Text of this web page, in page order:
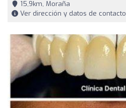
15,9km, Moraña
Ver dirección y datos de contacto